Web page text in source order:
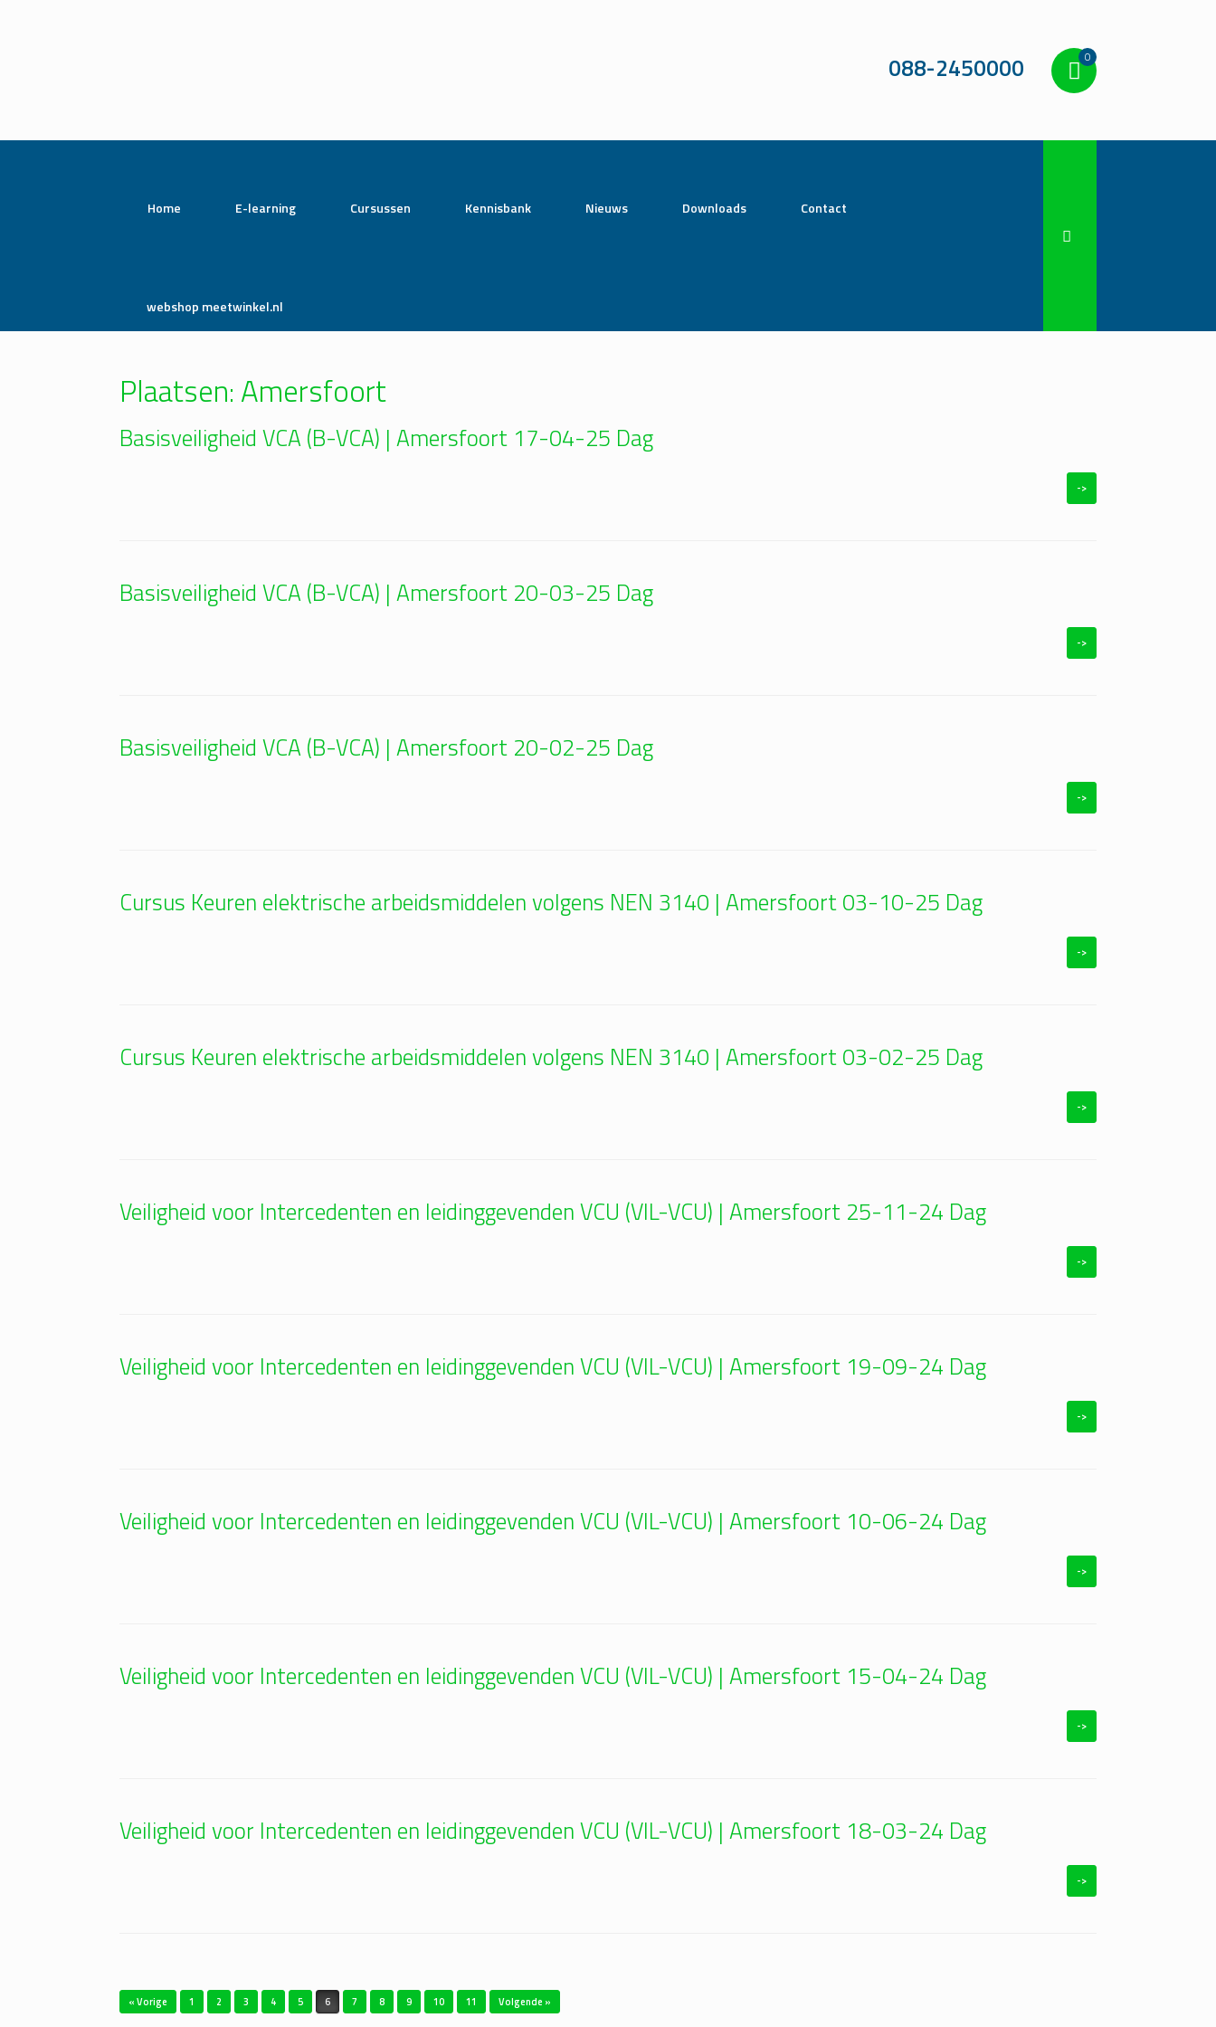
088-2450000 0
Home E-learning Cursussen Kennisbank Nieuws Downloads Contact
webshop meetwinkel.nl
Plaatsen: Amersfoort
Basisveiligheid VCA (B-VCA) | Amersfoort 17-04-25 Dag
->
Basisveiligheid VCA (B-VCA) | Amersfoort 20-03-25 Dag
->
Basisveiligheid VCA (B-VCA) | Amersfoort 20-02-25 Dag
->
Cursus Keuren elektrische arbeidsmiddelen volgens NEN 3140 | Amersfoort 03-10-25 Dag
->
Cursus Keuren elektrische arbeidsmiddelen volgens NEN 3140 | Amersfoort 03-02-25 Dag
->
Veiligheid voor Intercedenten en leidinggevenden VCU (VIL-VCU) | Amersfoort 25-11-24 Dag
->
Veiligheid voor Intercedenten en leidinggevenden VCU (VIL-VCU) | Amersfoort 19-09-24 Dag
->
Veiligheid voor Intercedenten en leidinggevenden VCU (VIL-VCU) | Amersfoort 10-06-24 Dag
->
Veiligheid voor Intercedenten en leidinggevenden VCU (VIL-VCU) | Amersfoort 15-04-24 Dag
->
Veiligheid voor Intercedenten en leidinggevenden VCU (VIL-VCU) | Amersfoort 18-03-24 Dag
->
« Vorige 1 2 3 4 5 6 7 8 9 10 11 Volgende »